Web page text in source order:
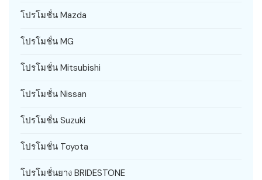
โปรโมชั่น Mazda
โปรโมชั่น MG
โปรโมชั่น Mitsubishi
โปรโมชั่น Nissan
โปรโมชั่น Suzuki
โปรโมชั่น Toyota
โปรโมชั่นยาง BRIDESTONE